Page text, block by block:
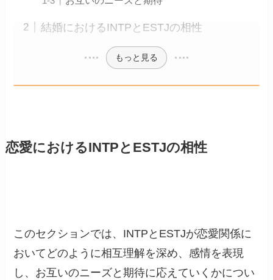
結婚におけるINTPとESTJの相性
もっと見る
恋愛におけるINTPとESTJの相性
このセクションでは、INTPとESTJが恋愛関係に
おいてどのように相互理解を深め、感情を表現
し、お互いのニーズと期待に応えていくかについ